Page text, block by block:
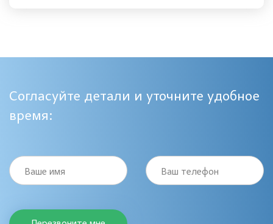
Согласуйте детали и уточните удобное
время:
Ваше имя Ваш телефон